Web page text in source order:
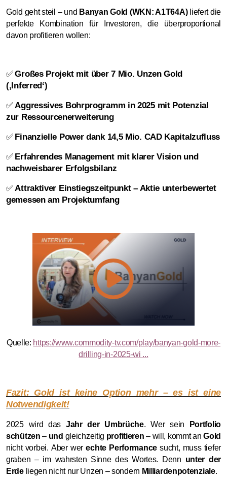
Gold geht steil – und Banyan Gold (WKN: A1T64A)liefert die
perfekte Kombination für Investoren, die überproportional
davon profitieren wollen:
✅ Großes Projekt mit über 7 Mio. Unzen Gold
(‚Inferred‘)
✅ Aggressives Bohrprogramm in 2025 mit Potenzial
zur Ressourcenerweiterung
✅ Finanzielle Power dank 14,5 Mio. CAD Kapitalzufluss
✅ Erfahrendes Management mit klarer Vision und
nachweisbarer Erfolgsbilanz
✅ Attraktiver Einstiegszeitpunkt – Aktie unterbewertet
gemessen am Projektumfang
Quelle: https://www.commodity-tv.com/play/banyan-gold-more-
drilling-in-2025-wi ...
Fazit: Gold ist keine Option mehr – es ist eine
Notwendigkeit!
2025 wird das Jahr der Umbrüche. Wer sein
Portfolio
schützen – und gleichzeitig profitieren – will, kommt anGold
nicht vorbei. Aber werechte Performancesucht, muss tiefer
graben – im wahrsten Sinne des Wortes. Denn unter der
Erdeliegen nicht nur Unzen – sondern Milliardenpotenziale.